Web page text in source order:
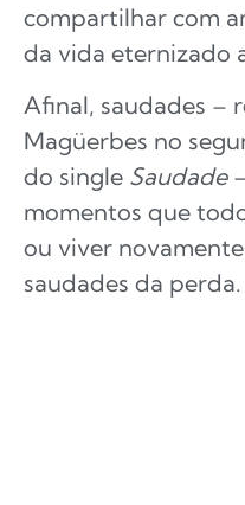
compartilhar com
da vida eternizado
Afinal, saudades –
Magüerbes no
do single Saudade
momentos que
ou viver
saudades da perda.